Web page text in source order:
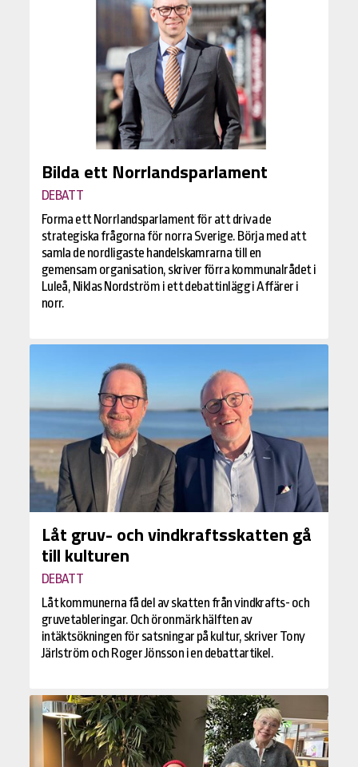
Bilda ett Norrlandsparlament
DEBATT
Forma ett Norrlandsparlament för att driva de
strategiska frågorna för norra Sverige. Börja med att
samla de nordligaste handelskamrarna till en
gemensam organisation, skriver förra kommunalrådet i
Luleå, Niklas Nordström i ett debattinlägg i Affärer i
norr.
Låt gruv- och vindkraftsskatten gå
till kulturen
DEBATT
Låt kommunerna få del av skatten från vindkrafts- och
gruvetableringar. Och öronmärk hälften av
intäktsökningen för satsningar på kultur, skriver Tony
Järlström och Roger Jönsson i en debattartikel.